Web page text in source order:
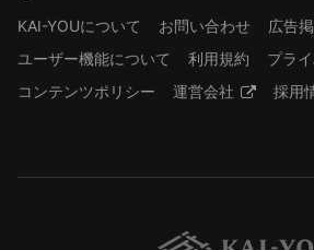
KAI-YOUについて
お問い合わせ
広告
ユーザー機能について
利用規約
プラ
コンテンツポリシー
運営会社 採用